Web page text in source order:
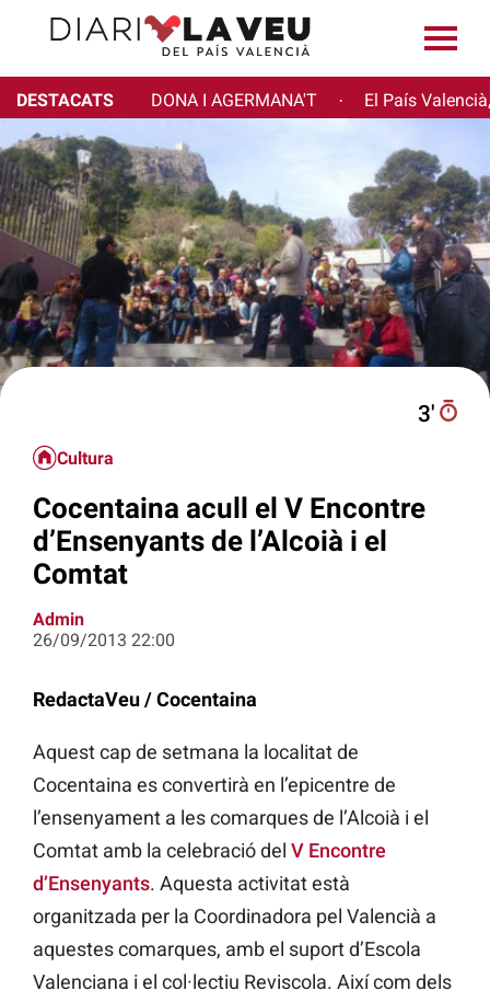
DESTACATS DONA I AGERMANA'T · El País
3′
Cultura
Cocentaina acull el V Encontre
d’Ensenyants de l’Alcoià i el
Comtat
Admin
26/09/2013 22:00
RedactaVeu / Cocentaina
Aquest cap de setmana la localitat de
Cocentaina es convertirà en l’epicentre de
l’ensenyament a les comarques de l’Alcoià i el
Comtat amb la celebració del V Encontre
d’Ensenyants. Aquesta activitat està
organitzada per la Coordinadora pel Valencià a
aquestes comarques, amb el suport d’Escola
Valenciana i el col·lectiu Reviscola. Així com dels